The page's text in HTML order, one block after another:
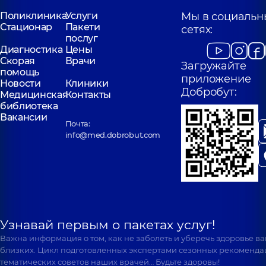
ПоликлиникаУслуги
Стационар
Пакети
послуг
Диагностика Цены
Скорая
помощь
Врачи
Новости
Клиники
Медицинская
библиотека
Контакты
Вакансии
Почта:
info@med.dobrobut.com
Мы в
сетях:
Загружайте
приложение
Добробут:
Узнавай первым о пакетах услуг!
Важна информация о том, как не заболеть и уберечь здоровье
близких. Цикл подготовленных экспертами сезонных
тематических советов наших врачей… Будьте здоровы!